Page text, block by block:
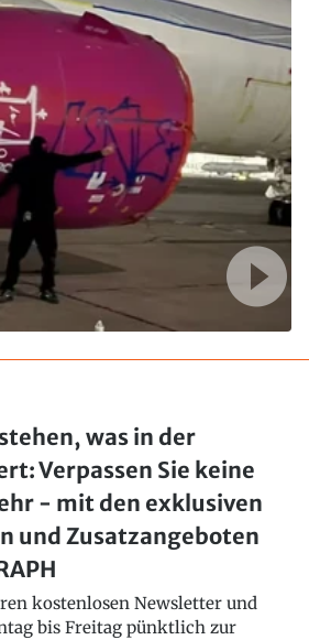
was in der
Verpassen Sie keine
- mit den exklusiven
und Zusatzangeboten
kostenlosen Newsletter und
bis Freitag pünktlich zur